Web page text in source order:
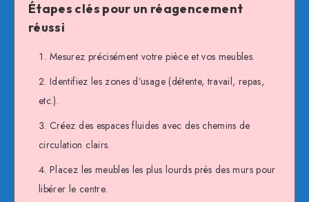
Étapes clés pour un réagencement
réussi
Mesurez précisément votre pièce et vos meubles.
Identifiez les zones d’usage (détente, travail, repas,
etc.).
Créez des espaces fluides avec des chemins de
circulation clairs.
Placez les meubles les plus lourds près des murs pour
libérer le centre.